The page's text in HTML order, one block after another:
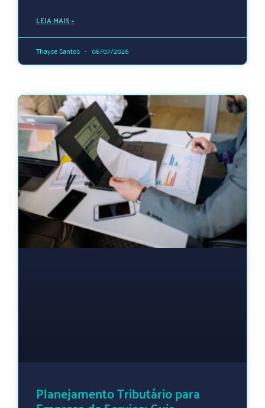
LEIA MAIS »
Thayse Santos 06/07/2026
Planejamento Tributário para